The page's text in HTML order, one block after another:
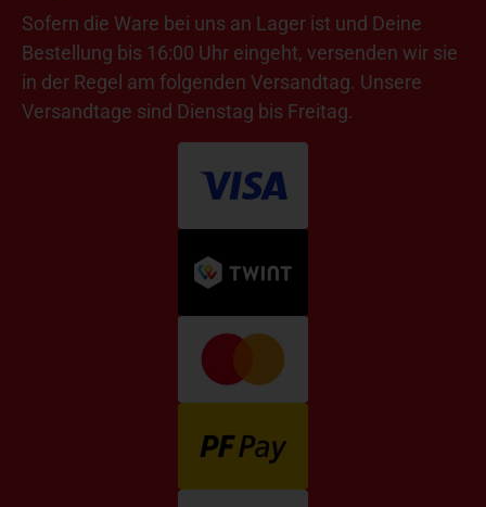
Sofern die Ware bei uns an Lager ist und Deine
Bestellung bis 16:00 Uhr eingeht, versenden wir sie
in der Regel am folgenden Versandtag. Unsere
Versandtage sind Dienstag bis Freitag.